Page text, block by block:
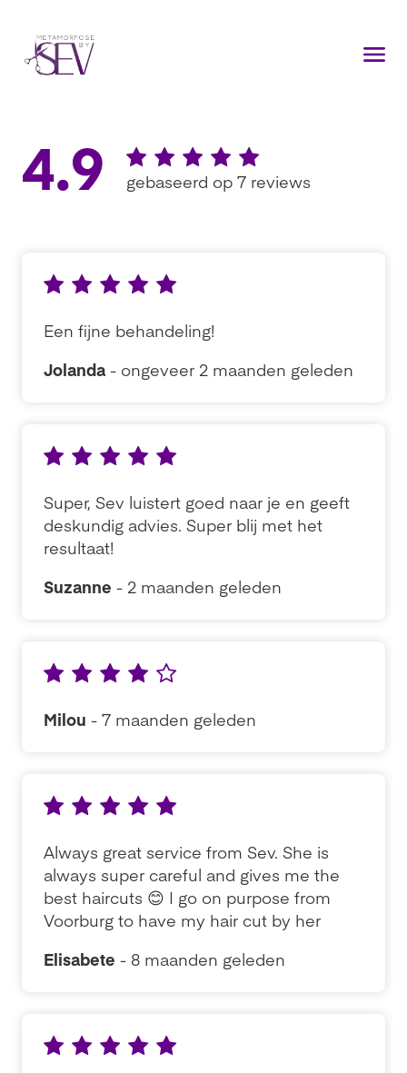
4.9 gebaseerd op 7 reviews
Een fijne behandeling!
Jolanda - ongeveer 2 maanden geleden
Super, Sev luistert goed naar je en geeft
deskundig advies. Super blij met het
resultaat!
Suzanne - 2 maanden geleden
Milou - 7 maanden geleden
Always great service from Sev. She is
always super careful and gives me the
best haircuts 😊 I go on purpose from
Voorburg to have my hair cut by her
Elisabete - 8 maanden geleden